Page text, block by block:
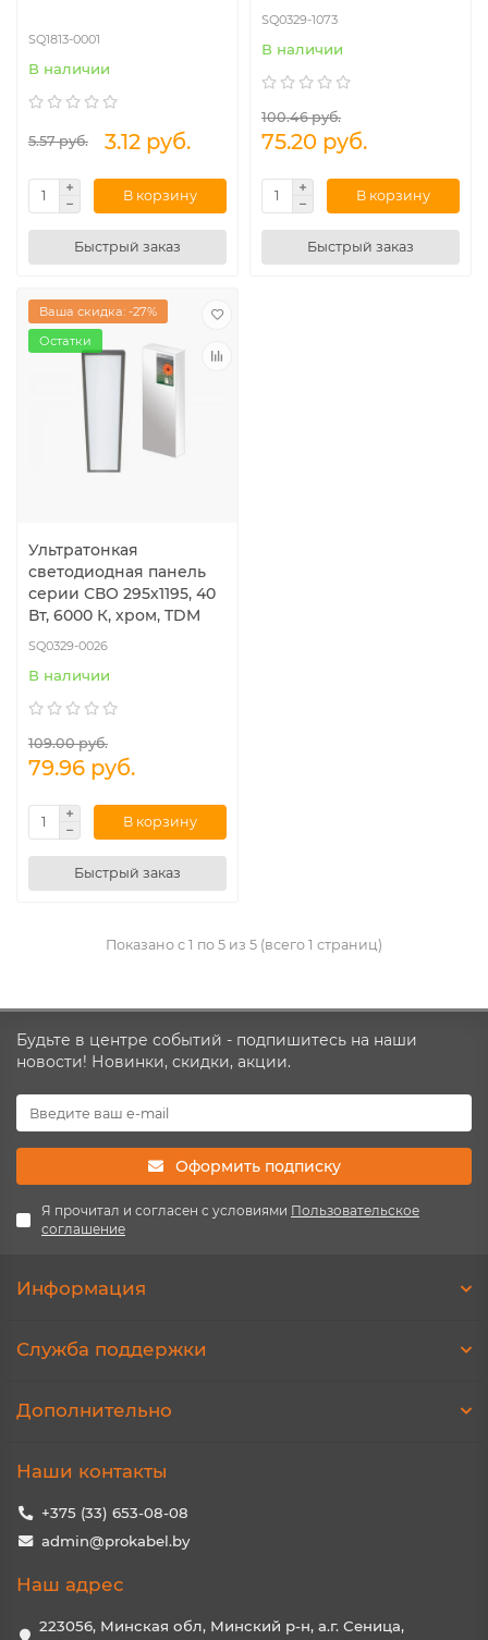
SQ1813-0001
В наличии
5.57 руб. 3.12 руб.
В корзину
Быстрый заказ
SQ0329-1073
В наличии
100.46 руб.
75.20 руб.
В корзину
Быстрый заказ
Ваша скидка: -27%
Остатки
Ультратонкая
светодиодная панель
серии СВО 295х1195, 40
Вт, 6000 К, хром, TDM
SQ0329-0026
В наличии
109.00 руб.
79.96 руб.
В корзину
Быстрый заказ
Показано с 1 по 5 из 5 (всего 1 страниц)
Будьте в центре событий - подпишитесь на наши
новости! Новинки, скидки, акции.
Оформить подписку
Я прочитал и согласен с условиями Пользовательское
соглашение
Информация
Служба поддержки
Дополнительно
Наши контакты
+375 (33) 653-08-08
admin@prokabel.by
Наш адрес
223056, Минская обл, Минский р-н, а.г. Сеница,